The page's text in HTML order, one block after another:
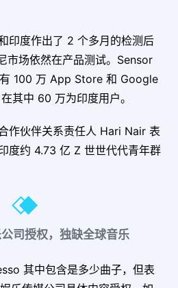
印度作出了 2 个多月的检测后
市场依然在产品测试。Sensor
100 万 App Store 和 Google
其中 60 万为印度用户。
作伙伴关系责任人 Hari Nair 表
度约 4.73 亿 Z 世世代代青年群
司授权，独缺全球音乐
其中包含是多少曲子，但表